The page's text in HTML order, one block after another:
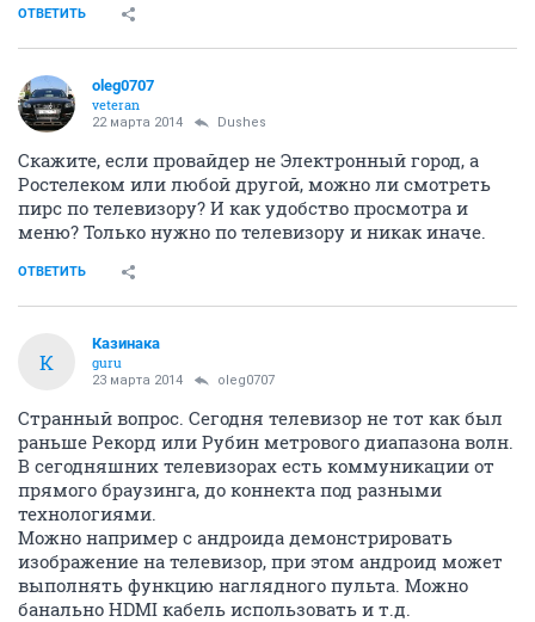
ОТВЕТИТЬ
oleg0707
veteran
22 марта 2014 Dushes
Скажите, если провайдер не Электронный город, а
Ростелеком или любой другой, можно ли смотреть
пирс по телевизору? И как удобство просмотра и
меню? Только нужно по телевизору и никак иначе.
ОТВЕТИТЬ
К
Казинака
guru
23 марта 2014 oleg0707
Странный вопрос. Сегодня телевизор не тот как был
раньше Рекорд или Рубин метрового диапазона волн.
В сегодняшних телевизорах есть коммуникации от
прямого браузинга, до коннекта под разными
технологиями.
Можно например с андроида демонстрировать
изображение на телевизор, при этом андроид может
выполнять функцию наглядного пульта. Можно
банально HDMI кабель использовать и т.д.